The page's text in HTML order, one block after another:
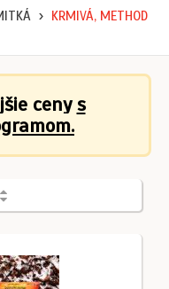
KRMIVÁ, METHOD
cenys